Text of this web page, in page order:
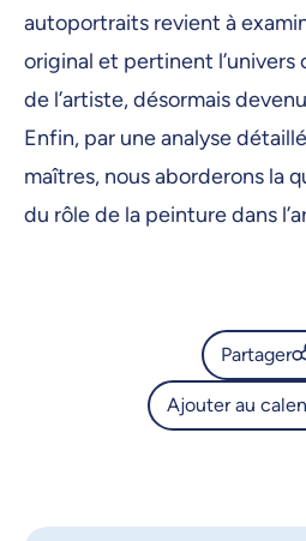
autoportraits revient à
original et pertinent
de l’artiste, désormais
Enfin, par une analyse
maîtres, nous aborderons la
du rôle de la peinture dans
Partager
Ajouter au